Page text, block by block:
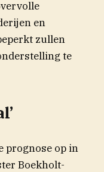
en
zullen
te
prognose op in
Boekholt-